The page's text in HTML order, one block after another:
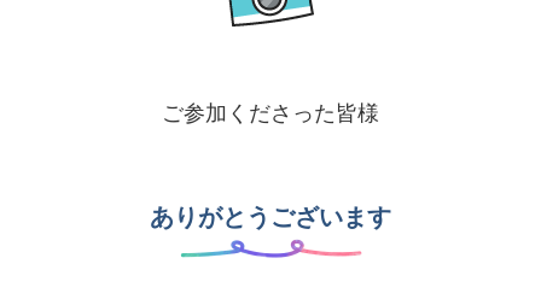
ご参加くださった皆様
ありがとうございます